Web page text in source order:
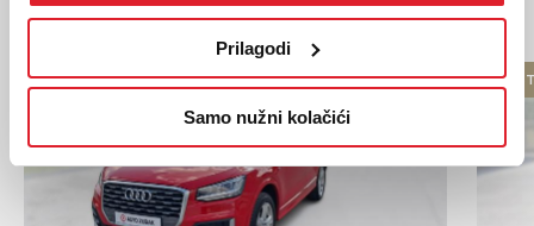
Prilagodi
Samo nužni kolačići
Slična vozila